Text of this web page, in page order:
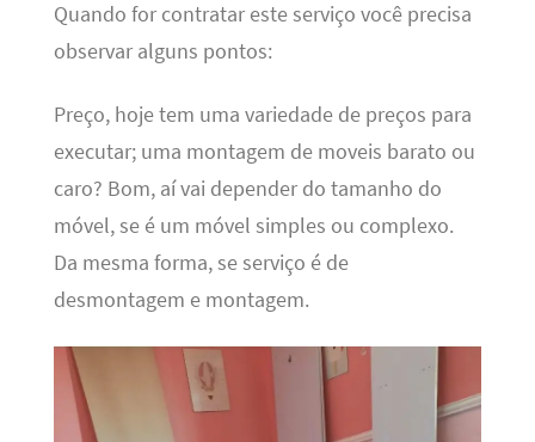
Quando for contratar este serviço você precisa
observar alguns pontos:
Preço, hoje tem uma variedade de preços para
executar; uma montagem de moveis barato ou
caro? Bom, aí vai depender do tamanho do
móvel, se é um móvel simples ou complexo.
Da mesma forma, se serviço é de
desmontagem e montagem.